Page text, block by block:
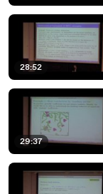
28:52
29:37